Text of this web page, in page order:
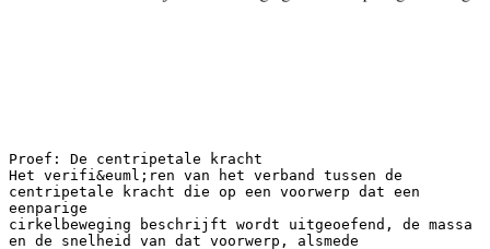
Proef: De centripetale kracht
Het verifi&euml;ren van het verband tussen de
centripetale kracht die op een voorwerp dat een
eenparige
cirkelbeweging beschrijft wordt uitgeoefend, de massa
en de snelheid van dat voorwerp, alsmede